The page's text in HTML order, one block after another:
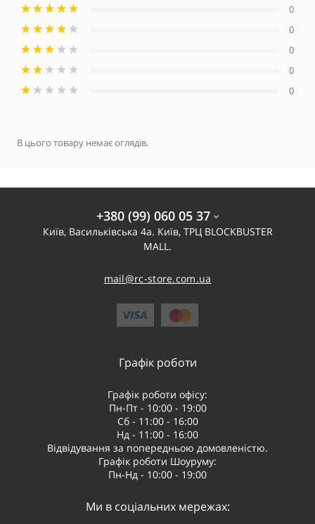
0
0
0
0
0
В цього товару немає оглядів.
+380 (99) 060 05 37
Київ, Васильківська 4а. Київ, ТРЦ BLOCKBUSTER
MALL.
mail@rc-store.com.ua
Графік роботи
Графік роботи офісу:
Пн-Пт - 10:00 - 19:00
Сб - 11:00 - 16:00
Нд - 11:00 - 16:00
Відвідування за попередньою домовленістю.
Графік роботи Шоуруму:
Пн-Нд - 10:00 - 19:00
Ми в соціальних мережах: